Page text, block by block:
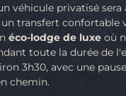
véhicule privatisé sera
transfert confortable
éco-lodge de luxe où
toute la durée de
3h30, avec une
chemin.